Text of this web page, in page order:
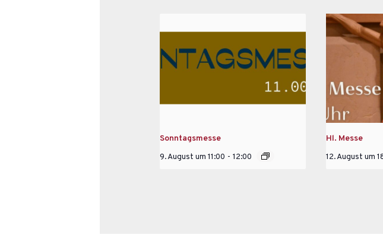
Sonntagsmesse
9. August um 11:00 - 12:00
Hl. Messe
12. August um